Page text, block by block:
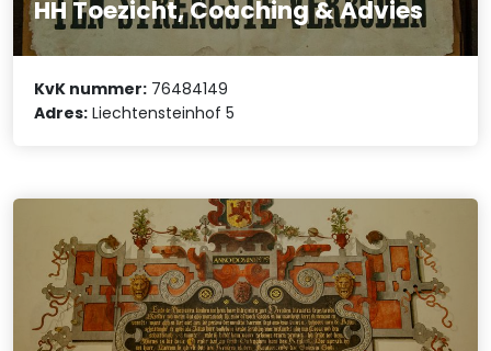
HH Toezicht, Coaching & Advies
KvK nummer: 76484149
Adres: Liechtensteinhof 5